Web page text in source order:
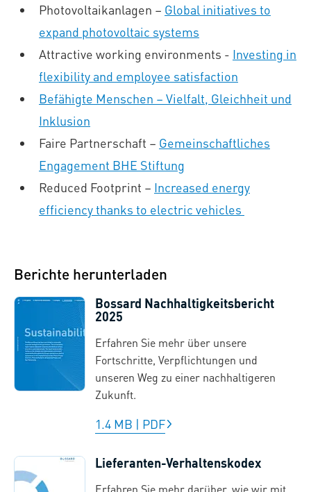
Photovoltaikanlagen – Global initiatives to
expand photovoltaic systems
Attractive working environments - Investing in
flexibility and employee satisfaction
Befähigte Menschen – Vielfalt, Gleichheit und
Inklusion
Faire Partnerschaft – Gemeinschaftliches
Engagement BHE Stiftung
Reduced Footprint – Increased energy
efficiency thanks to electric vehicles
Berichte herunterladen
Bossard Nachhaltigkeitsbericht
2025
Erfahren Sie mehr über unsere
Fortschritte, Verpflichtungen und
unseren Weg zu einer nachhaltigeren
Zukunft.
1.4 MB | PDF
Lieferanten-Verhaltenskodex
Erfahren Sie mehr darüber, wie wir mit